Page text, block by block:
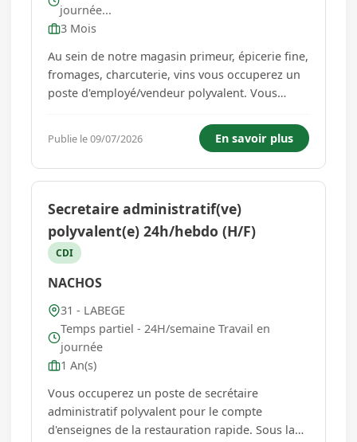
journée...
3 Mois
Au sein de notre magasin primeur, épicerie fine,
fromages, charcuterie, vins vous occuperez un
poste d'employé/vendeur polyvalent. Vous
en rayon des fruits et légumes, Vous
participerez à l'entretien...
Publie le 09/07/2026 En savoir plus
Secretaire administratif(ve)
polyvalent(e) 24h/hebdo (H/F)
CDI
NACHOS
31 - LABEGE
Temps partiel - 24H/semaine Travail en
journée
1 An(s)
Vous occuperez un poste de secrétaire
administratif polyvalent pour le compte
d'enseignes de la restauration rapide. Sous la